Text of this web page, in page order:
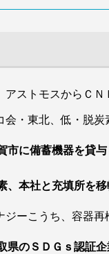
アストモスからＣ
会・東北、低・脱
市に備蓄機器を貸与
時協定
、本社と充填所を
対策 同業連携
ジーこうち、容器
県のＳＤＧｓ認証企